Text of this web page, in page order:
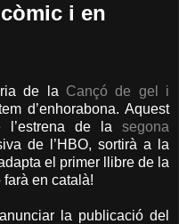
i en
de la Cançó de gel i
d’enhorabona. Aquest
l’estrena de la segona
de l’HBO, sortirà a la
el primer llibre de la
farà en català!
la publicació del